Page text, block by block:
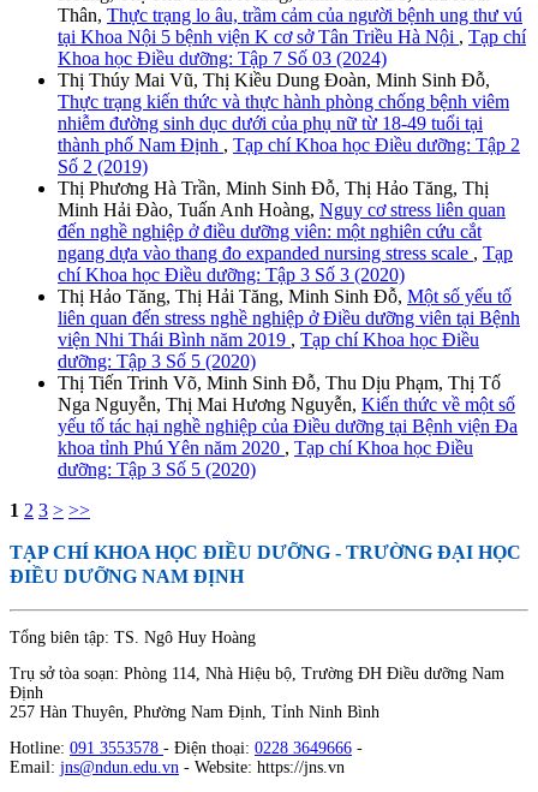
Thân, Thực trạng lo âu, trầm cảm của người bệnh ung thư vú
tại Khoa Nội 5 bệnh viện K cơ sở Tân Triều Hà Nội , Tạp chí
Khoa học Điều dưỡng: Tập 7 Số 03 (2024)
Thị Thúy Mai Vũ, Thị Kiều Dung Đoàn, Minh Sinh Đỗ,
Thực trạng kiến thức và thực hành phòng chống bệnh viêm
nhiễm đường sinh dục dưới của phụ nữ từ 18-49 tuổi tại
thành phố Nam Định , Tạp chí Khoa học Điều dưỡng: Tập 2
Số 2 (2019)
Thị Phương Hà Trần, Minh Sinh Đỗ, Thị Hảo Tăng, Thị
Minh Hải Đào, Tuấn Anh Hoàng, Nguy cơ stress liên quan
đến nghề nghiệp ở điều dưỡng viên: một nghiên cứu cắt
ngang dựa vào thang đo expanded nursing stress scale , Tạp
chí Khoa học Điều dưỡng: Tập 3 Số 3 (2020)
Thị Hảo Tăng, Thị Hải Tăng, Minh Sinh Đỗ, Một số yếu tố
liên quan đến stress nghề nghiệp ở Điều dưỡng viên tại Bệnh
viện Nhi Thái Bình năm 2019 , Tạp chí Khoa học Điều
dưỡng: Tập 3 Số 5 (2020)
Thị Tiến Trinh Võ, Minh Sinh Đỗ, Thu Dịu Phạm, Thị Tố
Nga Nguyễn, Thị Mai Hương Nguyễn, Kiến thức về một số
yếu tố tác hại nghề nghiệp của Điều dưỡng tại Bệnh viện Đa
khoa tỉnh Phú Yên năm 2020 , Tạp chí Khoa học Điều
dưỡng: Tập 3 Số 5 (2020)
1 2 3 > >>
TẠP CHÍ KHOA HỌC ĐIỀU DƯỠNG - TRƯỜNG ĐẠI HỌC
ĐIỀU DƯỠNG NAM ĐỊNH
Tổng biên tập: TS. Ngô Huy Hoàng
Trụ sở tòa soạn: Phòng 114, Nhà Hiệu bộ, Trường ĐH Điều dưỡng Nam
Định
257 Hàn Thuyên, Phường Nam Định, Tỉnh Ninh Bình
Hotline: 091 3553578 - Điện thoại: 0228 3649666 -
Email: jns@ndun.edu.vn - Website: https://jns.vn